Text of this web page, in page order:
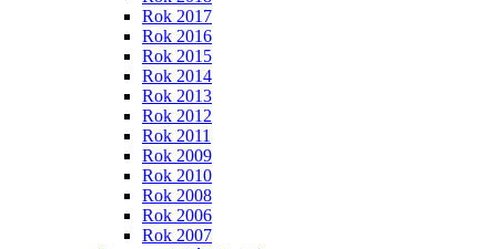
Rok 2017
Rok 2016
Rok 2015
Rok 2014
Rok 2013
Rok 2012
Rok 2011
Rok 2009
Rok 2010
Rok 2008
Rok 2006
Rok 2007